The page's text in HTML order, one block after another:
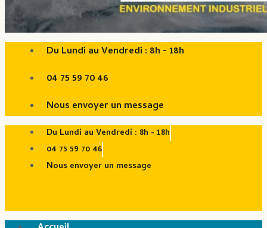
Du Lundi au Vendredi : 8h - 18h
04 75 59 70 46
Nous envoyer un message
Du Lundi au Vendredi : 8h - 18h
04 75 59 70 46
Nous envoyer un message